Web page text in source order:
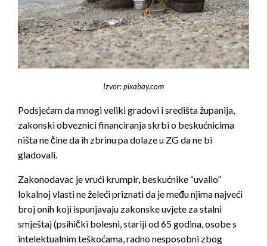
Izvor: pixabay.com
Podsjećam da mnogi veliki gradovi i središta županija,
zakonski obveznici financiranja skrbi o beskućnicima
ništa ne čine da ih zbrinu pa dolaze u ZG da ne bi
gladovali.
Zakonodavac je vrući krumpir, beskućnike “uvalio”
lokalnoj vlasti ne želeći priznati da je među njima najveći
broj onih koji ispunjavaju zakonske uvjete za stalni
smještaj (psihički bolesni, stariji od 65 godina, osobe s
intelektualnim teškoćama, radno nesposobni zbog